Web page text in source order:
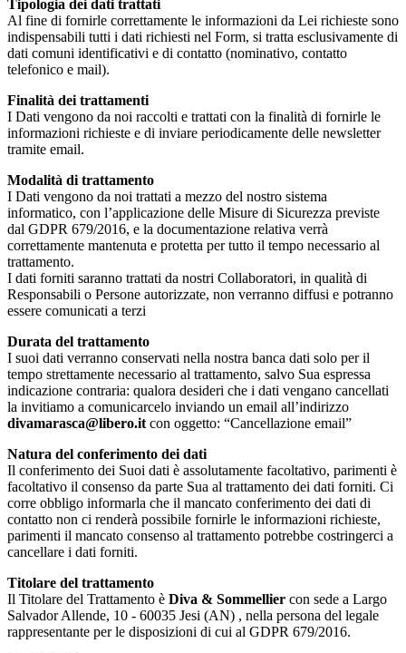
Tipologia dei dati trattati
Al fine di fornirle correttamente le informazioni da Lei richieste sono
indispensabili tutti i dati richiesti nel Form, si tratta esclusivamente di
dati comuni identificativi e di contatto (nominativo, contatto
telefonico e mail).
Finalità dei trattamenti
I Dati vengono da noi raccolti e trattati con la finalità di fornirle le
informazioni richieste e di inviare periodicamente delle newsletter
tramite email.
Modalità di trattamento
I Dati vengono da noi trattati a mezzo del nostro sistema
informatico, con l’applicazione delle Misure di Sicurezza previste
dal GDPR 679/2016, e la documentazione relativa verrà
correttamente mantenuta e protetta per tutto il tempo necessario al
trattamento.
I dati forniti saranno trattati da nostri Collaboratori, in qualità di
Responsabili o Persone autorizzate, non verranno diffusi e potranno
essere comunicati a terzi
Durata del trattamento
I suoi dati verranno conservati nella nostra banca dati solo per il
tempo strettamente necessario al trattamento, salvo Sua espressa
indicazione contraria: qualora desideri che i dati vengano cancellati
la invitiamo a comunicarcelo inviando un email all’indirizzo
divamarasca@libero.it con oggetto: “Cancellazione email”
Natura del conferimento dei dati
Il conferimento dei Suoi dati è assolutamente facoltativo, parimenti è
facoltativo il consenso da parte Sua al trattamento dei dati forniti. Ci
corre obbligo informarla che il mancato conferimento dei dati di
contatto non ci renderà possibile fornirle le informazioni richieste,
parimenti il mancato consenso al trattamento potrebbe costringerci a
cancellare i dati forniti.
Titolare del trattamento
Il Titolare del Trattamento è Diva & Sommellier con sede a Largo
Salvador Allende, 10 - 60035 Jesi (AN) , nella persona del legale
rappresentante per le disposizioni di cui al GDPR 679/2016.